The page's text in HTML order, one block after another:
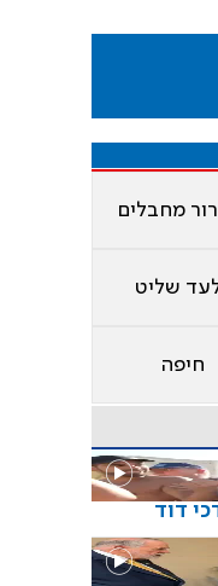
מחבלים
שליט
חיפה
דוד